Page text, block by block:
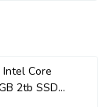
Core
2tb SSD